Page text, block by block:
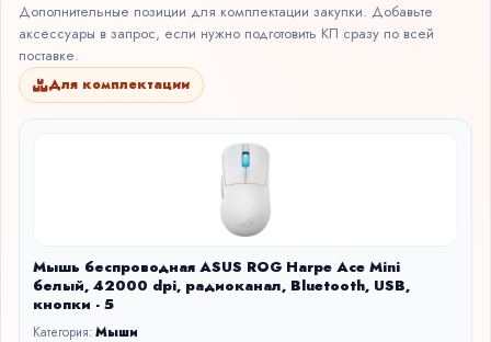
Дополнительные позиции для комплектации закупки. Добавьте
аксессуары в запрос, если нужно подготовить КП сразу по всей
поставке.
Для комплектации
Мышь беспроводная ASUS ROG Harpe Ace Mini
белый, 42000 dpi, радиоканал, Bluetooth, USB,
кнопки - 5
Категория:Мыши